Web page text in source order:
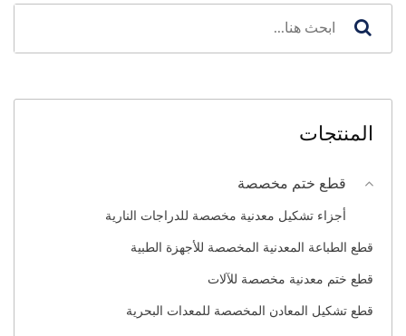
المنتجات
قطع ختم مخصصة
أجزاء تشكيل معدنية مخصصة للدراجات النارية
قطع الطباعة المعدنية المخصصة للأجهزة الطبية
قطع ختم معدنية مخصصة للآلات
قطع تشكيل المعادن المخصصة للمعدات البحرية